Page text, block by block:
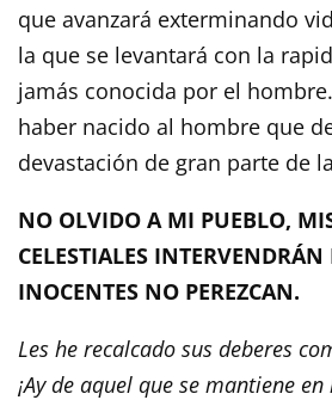
que avanzará exterminando
la que se levantará con la
jamás conocida por el
haber nacido al hombre que
devastación de gran parte de
NO OLVIDO A MI PUEBLO,
CELESTIALES
INOCENTES NO PEREZCAN.
Les he recalcado sus deberes
¡Ay de aquel que se mantiene